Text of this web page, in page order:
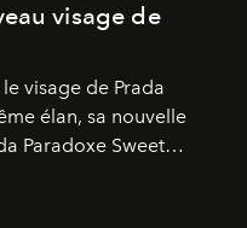
visage de
visage de Prada
élan, sa nouvelle
Paradoxe Sweet